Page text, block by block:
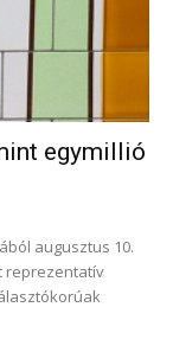
egymillió
augusztus 10.
reprezentatív